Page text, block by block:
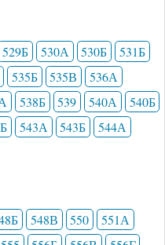
529Б 530А 530Б
531Б
535Б 535В
536А
538Б 539 540А
540Б
543А 543Б
544А
548В 550
551А